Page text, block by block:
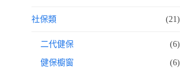
社保類 (21)
二代健保 (6)
健保櫥窗 (6)